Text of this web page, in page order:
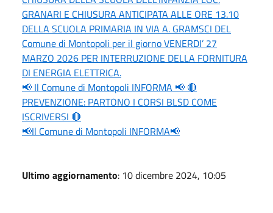
GRANARI E CHIUSURA ANTICIPATA ALLE ORE 13.10
DELLA SCUOLA PRIMARIA IN VIA A. GRAMSCI DEL
Comune di Montopoli per il giorno VENERDI’ 27
MARZO 2026 PER INTERRUZIONE DELLA FORNITURA
DI ENERGIA ELETTRICA.
📢 Il Comune di Montopoli INFORMA 📢 🔴
PREVENZIONE: PARTONO I CORSI BLSD COME
ISCRIVERSI 🔴
📢Il Comune di Montopoli INFORMA📢
Ultimo aggiornamento: 10 dicembre 2024, 10:05